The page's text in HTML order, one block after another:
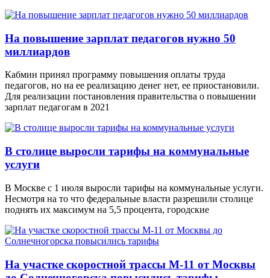
На повышение зарплат педагогов нужно 50
миллиардов
Кабмин принял программу повышения оплаты труда
педагогов, но на ее реализацию денег нет, ее приостановили.
Для реализации постановления правительства о повышении
зарплат педагогам в 2021
В столице выросли тарифы на коммунальные
услуги
В Москве с 1 июля выросли тарифы на коммунальные услуги.
Несмотря на то что федеральные власти разрешили столице
поднять их максимум на 5,5 процента, городские
На участке скоростной трассы М-11 от Москвы